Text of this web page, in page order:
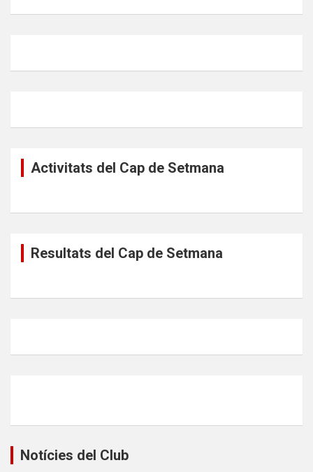
Activitats del Cap de Setmana
Resultats del Cap de Setmana
Notícies del Club